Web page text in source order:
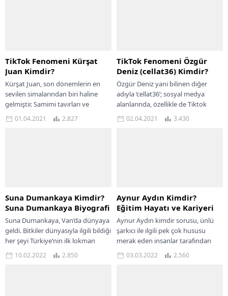
TikTok Fenomeni Kürşat
Juan Kimdir?
Kürşat Juan, son dönemlerin en
sevilen simalarından biri haline
gelmiştir. Samimi tavırları ve
başarısı ile ön plana çıkmayı
başaran Kürşat...
01.04.2021 2.827
TikTok Fenomeni Özgür
Deniz (cellat36) Kimdir?
Özgür Deniz yani bilinen diğer
adıyla ‘cellat36’; sosyal medya
alanlarında, özellikle de Tiktok
medyasında içerik paylaşımları
yapan fenomen isim. Genç...
02.04.2021 3.430
Suna Dumankaya Kimdir?
Suna Dumankaya Biyografi
Suna Dumankaya, Van’da dünyaya
geldi. Bitkiler dünyasıyla ilgili bildiği
her şeyi Türkiye’nin ilk lokman
hatunu olan anneannesi Fatma
Öktem’den öğrenmiştir. ...
10.02.2022 2.850
Aynur Aydın Kimdir?
Eğitim Hayatı ve Kariyeri
Aynur Aydın kimdir sorusu, ünlü
şarkıcı ile ilgili pek çok hususu
merak eden insanlar tarafından
sorulmakta olan sorulardan bir
tanesi...
03.03.2022 2.560